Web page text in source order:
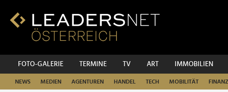
Inhalt
Fußzeilen-
FOTO-GALERIE TERMINE TV ART IMMOBILIEN
NEWS MEDIEN AGENTUREN HANDEL TECH MOBILITÄT